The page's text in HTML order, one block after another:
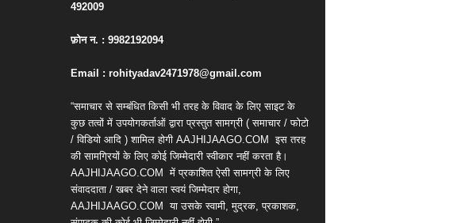
492009
फ़ोन न. : 9982192094
Email : rohityadav2471978@gmail.com
“समाचार से सम्बंधित किसी भी तरह के विवाद के लिए साइट के
कुछ तत्वों में उपयोगकर्ताओं द्वारा प्रस्तुत सामग्री ( समाचार / फोटो
/ विडियो आदि ) शामिल होगी AAJHIJAAGO.COM इस तरह
की सामग्रियों के लिए कोई जिम्मेदारी स्वीकार नहीं करता है।
AAJHIJAAGO.COM में प्रकाशित ऐसी सामग्री के लिए
संवाददाता / खबर देने वाला स्वयं जिम्मेदार होगा,
AAJHIJAAGO.COM
या उसके स्वामी, मुद्रक, प्रकाशक,